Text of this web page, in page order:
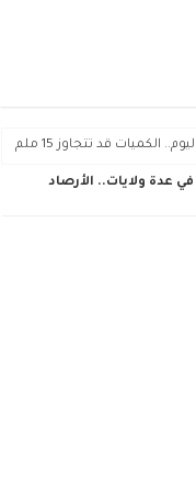
عدة ولايات.. الأرصاد